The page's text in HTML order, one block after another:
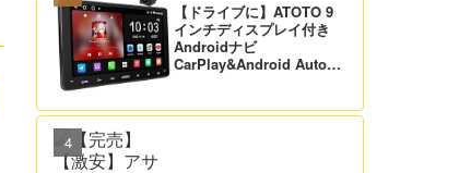
【ドライブに】ATOTO 9
インチディスプレイ付き
Androidナビ
CarPlay&Android Auto対